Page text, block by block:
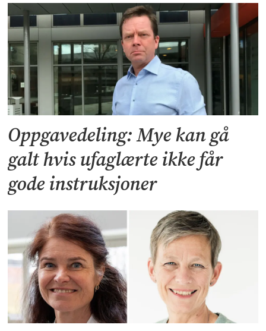
Oppgavedeling: Mye kan gå
galt hvis ufaglærte ikke får
gode instruksjoner